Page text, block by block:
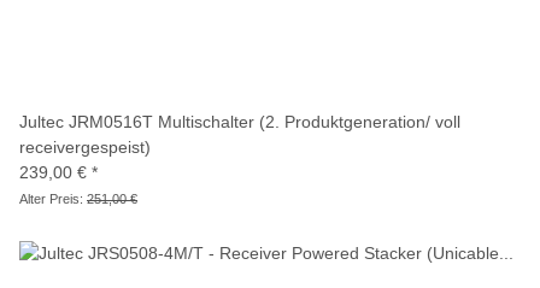
Jultec JRM0516T Multischalter (2. Produktgeneration/ voll
receivergespeist)
239,00 € *
Alter Preis: 251,00 €